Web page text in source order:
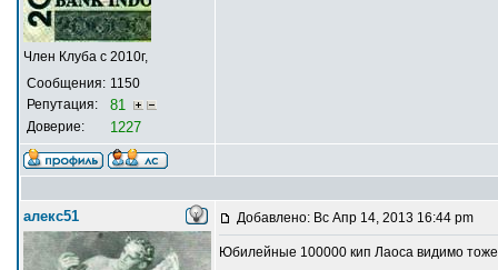
Член Клуба с 2010г,
Сообщения: 1150
Репутация:
81
Доверие: 1227
алекс51 Добавлено: Вс Апр 14, 2013 16:44 pm
Юбилейные 100000 кип Лаоса видимо тоже